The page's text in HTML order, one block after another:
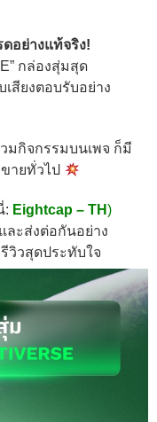
ดอย่างแท้จริง!
กล่องสุ่มสุด
เสียงตอบรับอย่าง
มกิจกรรมบนเพจ ก็มี
ายทั่วไป
: Eightcap – TH)
ะส่งต่อกันอย่าง
วิวสุดประทับใจ